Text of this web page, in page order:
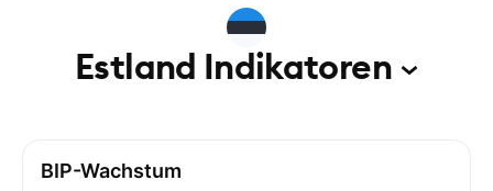
Estland Indikatoren
BIP-Wachstum